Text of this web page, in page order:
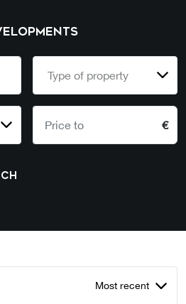
Type of property
€
Most recent